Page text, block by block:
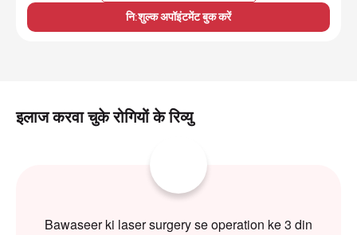
नि:शुल्क अपॉइंटमेंट बुक करें
इलाज करवा चुके रोगियों के रिव्यु
Bawaseer ki laser surgery se operation ke 3 din